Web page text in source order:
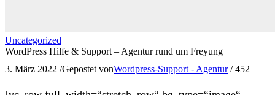
Uncategorized
WordPress Hilfe & Support – Agentur rund um Freyung
3. März 2022 /Gepostet vonWordpress-Support - Agentur / 452